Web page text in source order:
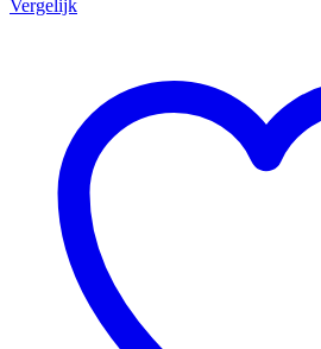
Vergelijk